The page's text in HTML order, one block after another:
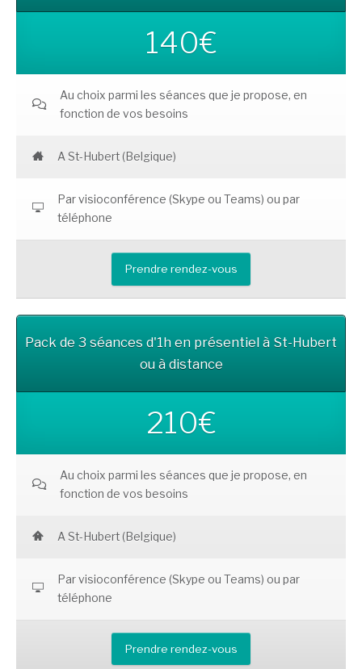
140€
Au choix parmi les séances que je propose, en
fonction de vos besoins
A St-Hubert (Belgique)
Par visioconférence (Skype ou Teams) ou par
téléphone
Prendre rendez-vous
Pack de 3 séances d'1h en présentiel à St-Hubert
ou à distance
210€
Au choix parmi les séances que je propose, en
fonction de vos besoins
A St-Hubert (Belgique)
Par visioconférence (Skype ou Teams) ou par
téléphone
Prendre rendez-vous